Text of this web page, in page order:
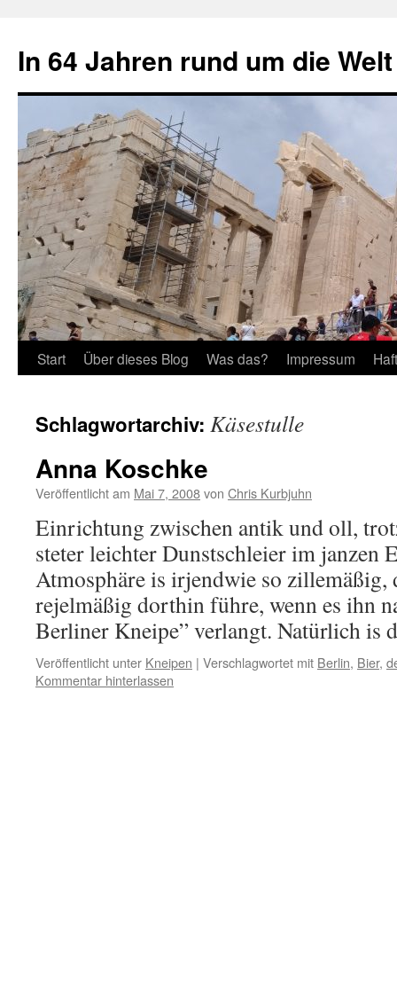
springen
In 64 Jahren rund um die Welt
Start Über dieses Blog Was das? Impressum
Schlagwortarchiv: Käsestulle
Anna Koschke
Veröffentlicht am Mai 7, 2008von Chris Kurbjuhn
Einrichtung zwischen antik und oll,
steter leichter Dunstschleier im janzen
Atmosphäre is irjendwie so zillemäßig,
rejelmäßig dorthin führe, wenn es ihn
Berliner Kneipe” verlangt. Natürlich
Veröffentlicht unter Kneipen | Verschlagwortet mit Berlin, Bier,
Kommentar hinterlassen